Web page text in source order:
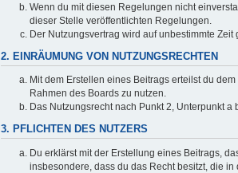
Wenn du mit diesen Regelungen nicht
dieser Stelle veröffentlichten Regelungen.
Der Nutzungsvertrag wird auf unbestimmte
2. EINRÄUMUNG VON NUTZUNGSRECHTEN
Mit dem Erstellen eines Beitrags erteilst du
Rahmen des Boards zu nutzen.
Das Nutzungsrecht nach Punkt 2, Unterpunkt
3. PFLICHTEN DES NUTZERS
Du erklärst mit der Erstellung eines Beitrags,
insbesondere, dass du das Recht besitzt, die